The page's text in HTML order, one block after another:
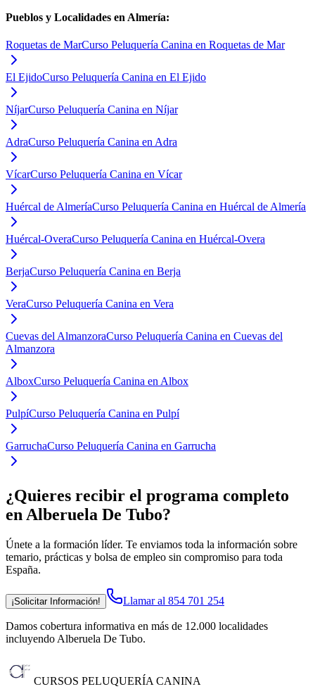
Pueblos y Localidades en Almería:
Roquetas de MarCurso Peluquería Canina en Roquetas de Mar
El EjidoCurso Peluquería Canina en El Ejido
NíjarCurso Peluquería Canina en Níjar
AdraCurso Peluquería Canina en Adra
VícarCurso Peluquería Canina en Vícar
Huércal de AlmeríaCurso Peluquería Canina en Huércal de Almería
Huércal-OveraCurso Peluquería Canina en Huércal-Overa
BerjaCurso Peluquería Canina en Berja
VeraCurso Peluquería Canina en Vera
Cuevas del AlmanzoraCurso Peluquería Canina en Cuevas del
Almanzora
AlboxCurso Peluquería Canina en Albox
PulpíCurso Peluquería Canina en Pulpí
GarruchaCurso Peluquería Canina en Garrucha
¿Quieres recibir el programa completo
en Alberuela De Tubo?
Únete a la formación líder. Te enviamos toda la información sobre
temario, prácticas y bolsa de empleo sin compromiso para toda
España.
¡Solicitar Información! Llamar al 854 701 254
Damos cobertura informativa en más de 12.000 localidades
incluyendo Alberuela De Tubo.
CURSOS PELUQUERÍA CANINA